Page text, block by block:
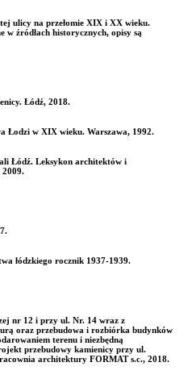
ulicy na przełomie XIX i XX wieku.
w źródłach historycznych, opisy są
Łódź, 2018.
Łodzi w XIX wieku. Warszawa, 1992.
Łódź. Leksykon architektów i
2009.
łódzkiego rocznik 1937-1939.
nr 12 i przy ul. Nr. 14 wraz z
oraz przebudowa i rozbiórka budynków
terenu i niezbędną
przebudowy kamienicy przy ul.
architektury FORMAT s.c., 2018.